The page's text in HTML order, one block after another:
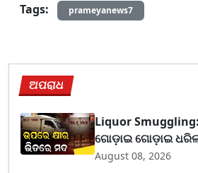
Tags:
prameyanews7
ଅପରାଧ
Liquor
ଗୋଡ଼ାଇ ଗୋଡ଼ାଇ
August 08, 2026